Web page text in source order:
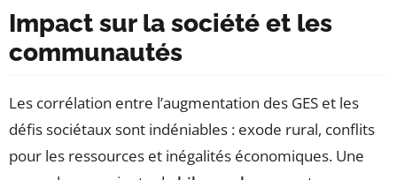
Impact sur la société et les
communautés
Les corrélation entre l’augmentation des GES et les
défis sociétaux sont indéniables : exode rural, conflits
pour les ressources et inégalités économiques. Une